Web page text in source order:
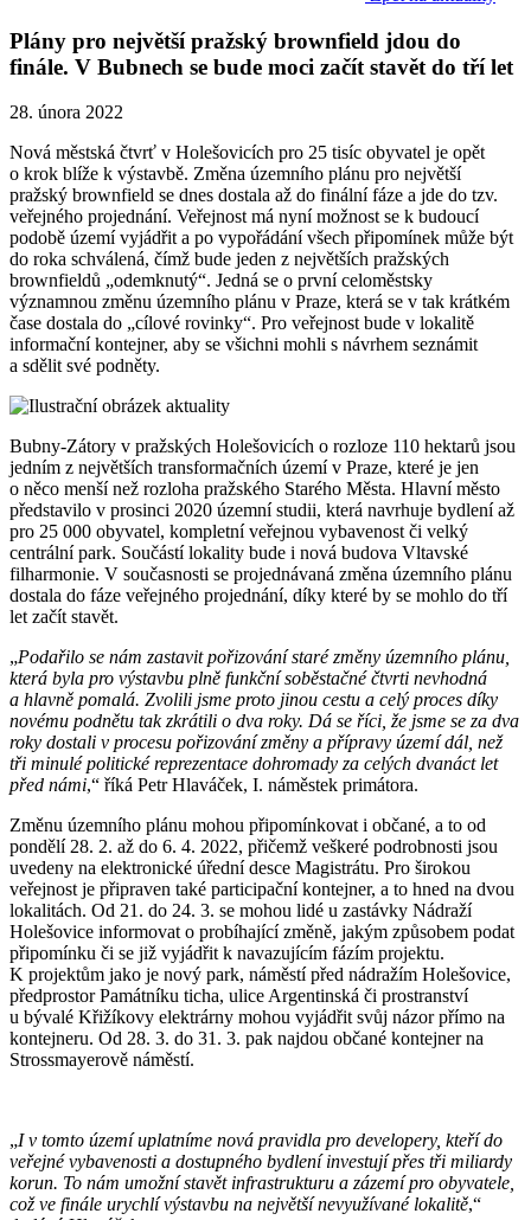
Plány pro největší pražský brownfield jdou do
finále. V Bubnech se bude moci začít stavět do tří let
28. února 2022
Nová městská čtvrť v Holešovicích pro 25 tisíc obyvatel je opět
o krok blíže k výstavbě. Změna územního plánu pro největší
pražský brownfield se dnes dostala až do finální fáze a jde do tzv.
veřejného projednání. Veřejnost má nyní možnost se k budoucí
podobě území vyjádřit a po vypořádání všech připomínek může být
do roka schválená, čímž bude jeden z největších pražských
brownfieldů „odemknutý“. Jedná se o první celoměstsky
významnou změnu územního plánu v Praze, která se v tak krátkém
čase dostala do „cílové rovinky“. Pro veřejnost bude v lokalitě
informační kontejner, aby se všichni mohli s návrhem seznámit
a sdělit své podněty.
Bubny-Zátory v pražských Holešovicích o rozloze 110 hektarů jsou
jedním z největších transformačních území v Praze, které je jen
o něco menší než rozloha pražského Starého Města. Hlavní město
představilo v prosinci 2020 územní studii, která navrhuje bydlení až
pro 25 000 obyvatel, kompletní veřejnou vybavenost či velký
centrální park. Součástí lokality bude i nová budova Vltavské
filharmonie. V současnosti se projednávaná změna územního plánu
dostala do fáze veřejného projednání, díky které by se mohlo do tří
let začít stavět.
„Podařilo se nám zastavit pořizování staré změny územního plánu,
která byla pro výstavbu plně funkční soběstačné čtvrti nevhodná
a hlavně pomalá. Zvolili jsme proto jinou cestu a celý proces díky
novému podnětu tak zkrátili o dva roky. Dá se říci, že jsme se za dva
roky dostali v procesu pořizování změny a přípravy území dál, než
tři minulé politické reprezentace dohromady za celých dvanáct let
před námi,“ říká Petr Hlaváček, I. náměstek primátora.
Změnu územního plánu mohou připomínkovat i občané, a to od
pondělí 28. 2. až do 6. 4. 2022, přičemž veškeré podrobnosti jsou
uvedeny na elektronické úřední desce Magistrátu. Pro širokou
veřejnost je připraven také participační kontejner, a to hned na dvou
lokalitách. Od 21. do 24. 3. se mohou lidé u zastávky Nádraží
Holešovice informovat o probíhající změně, jakým způsobem podat
připomínku či se již vyjádřit k navazujícím fázím projektu.
K projektům jako je nový park, náměstí před nádražím Holešovice,
předprostor Památníku ticha, ulice Argentinská či prostranství
u bývalé Křižíkovy elektrárny mohou vyjádřit svůj názor přímo na
kontejneru. Od 28. 3. do 31. 3. pak najdou občané kontejner na
Strossmayerově náměstí.
„I v tomto území uplatníme nová pravidla pro developery, kteří do
veřejné vybavenosti a dostupného bydlení investují přes tři miliardy
korun. To nám umožní stavět infrastrukturu a zázemí pro obyvatele,
což ve finále urychlí výstavbu na největší nevyužívané lokalitě,“